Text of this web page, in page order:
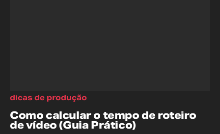
Como calcular o tempo de roteiro
de vídeo (Guia Prático)
dicas de produção